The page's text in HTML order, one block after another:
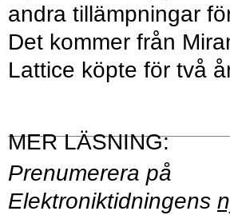
andra tillämpningar
Det kommer från
Lattice köpte för två
Prenumerera på
Elektroniktidningens